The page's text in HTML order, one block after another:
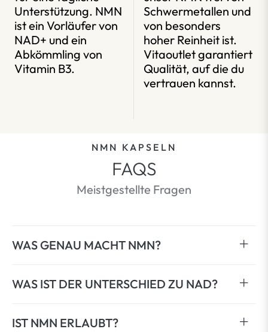
Unterstützung. NMN
ist ein Vorläufer von
NAD+ und ein
Abkömmling von
Vitamin B3.
Schwermetallen und
von besonders
hoher Reinheit ist.
Vitaoutlet garantiert
Qualität, auf die du
vertrauen kannst.
NMN KAPSELN
FAQS
Meistgestellte Fragen
WAS GENAU MACHT NMN?
WAS IST DER UNTERSCHIED ZU NAD?
IST NMN ERLAUBT?